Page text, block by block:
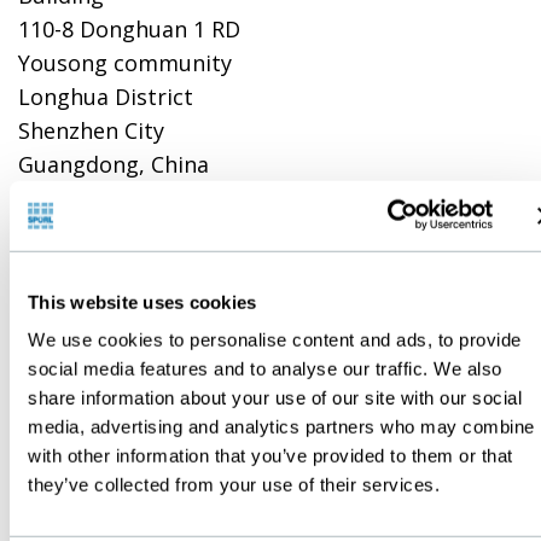
This website uses cookies
We use cookies to personalise content and ads, to provide
social media features and to analyse our traffic. We also
share information about your use of our site with our social
media, advertising and analytics partners who may combine
with other information that you’ve provided to them or that
they’ve collected from your use of their services.
110-8 Donghuan 1 RD
Yousong community
Longhua District
Shenzhen City
Guangdong, China
Telefon: +86 139 1736
9042
KONTAKTFORMULAR
KONTAKTE VOR
ORT
Vertretungen/Agen